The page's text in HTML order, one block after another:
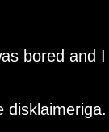
bored and
disklaimeriga.